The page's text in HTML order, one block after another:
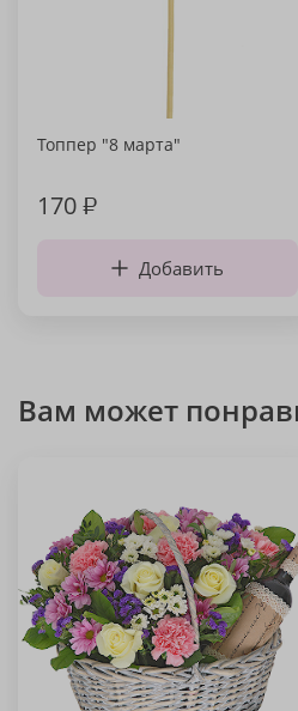
Топпер "8 марта"
170₽
Добавить
Вам может